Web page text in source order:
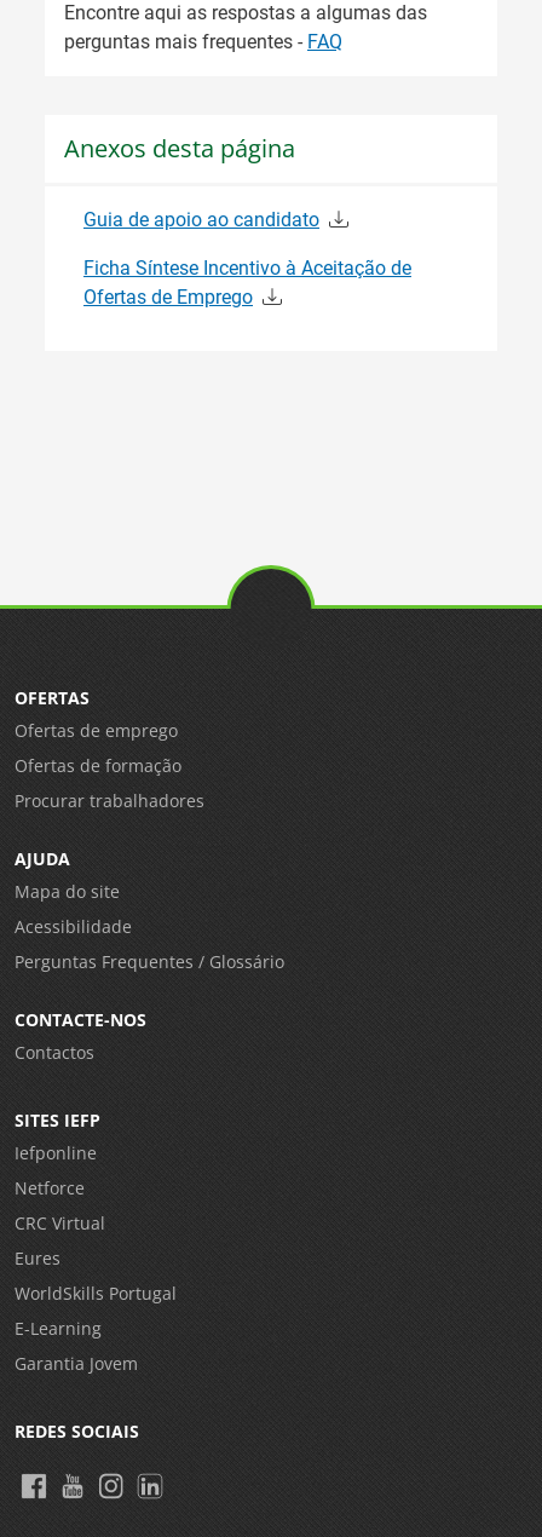
Encontre aqui as respostas a algumas das
perguntas mais frequentes - FAQ
Anexos desta página
Guia de apoio ao candidato
Ficha Síntese Incentivo à Aceitação de
Ofertas de Emprego
OFERTAS
Ofertas de emprego
Ofertas de formação
Procurar trabalhadores
AJUDA
Mapa do site
Acessibilidade
Perguntas Frequentes / Glossário
CONTACTE-NOS
Contactos
SITES IEFP
Iefponline
Netforce
CRC Virtual
Eures
WorldSkills Portugal
E-Learning
Garantia Jovem
REDES SOCIAIS